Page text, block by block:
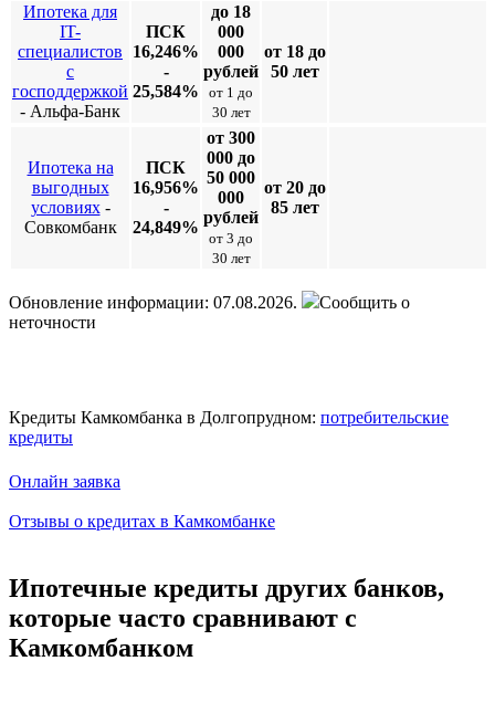
Ипотека для
IT-
специалистов
с
господдержкой
- Альфа-Банк
ПСК
16,246%
-
25,584%
до 18
000
000
рублей
от 1 до
30 лет
от 18 до
50 лет
Ипотека на
выгодных
условиях-
Совкомбанк
ПСК
16,956%
-
24,849%
от 300
000 до
50 000
000
рублей
от 3 до
30 лет
от 20 до
85 лет
Обновление информации: 07.08.2026.
Сообщить о
неточности
Кредиты Камкомбанка в Долгопрудном: потребительские
кредиты
Онлайн заявка
Отзывы о кредитах в Камкомбанке
Ипотечные кредиты других банков,
которые часто сравнивают с
Камкомбанком